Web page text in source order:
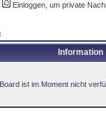
Einloggen, um private
Information
ist im Moment nicht